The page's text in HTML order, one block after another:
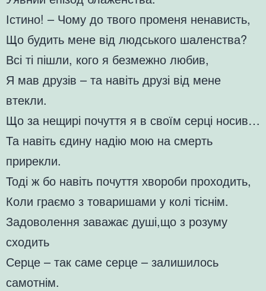
Істино! – Чому до твого променя ненависть,
Що будить мене від людського шаленства?
Всі ті пішли, кого я безмежно любив,
Я мав друзів – та навіть друзі від мене
втекли.
Що за нещирі почуття я в своїм серці носив…
Та навіть єдину надію мою на смерть
прирекли.
Тоді ж бо навіть почуття хвороби проходить,
Коли граємо з товаришами у колі тіснім.
Задоволення заважає душі,що з розуму
сходить
Серце – так саме серце – залишилось
самотнім.